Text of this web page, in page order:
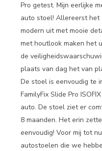
Pro getest. Mijn eerlijke
auto stoel! Allereerst
modern uit met mooie
met houtlook maken het
de
plaats van dag het van
De stoel is eenvoudig te
FamilyFix Slide Pro
auto. De stoel ziet er
8 maanden. Het erin
eenvoudig! Voor mij tot
autostoelen die we